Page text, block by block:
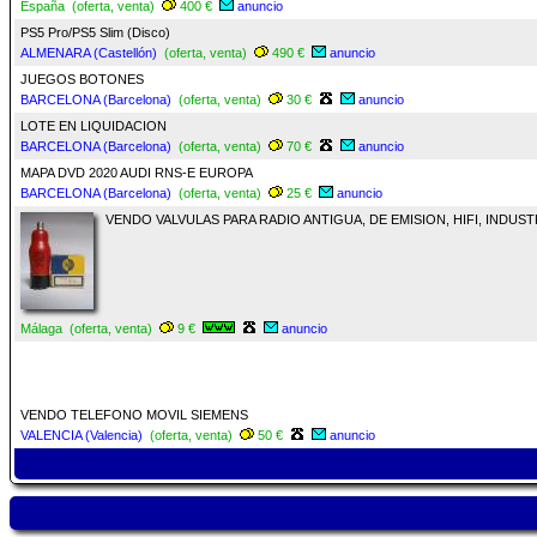
España (oferta, venta)
400 € anuncio
PS5 Pro/PS5 Slim (Disco)
ALMENARA (Castellón) (oferta, venta) 490 € anuncio
JUEGOS BOTONES
BARCELONA (Barcelona) (oferta, venta) 30 € anuncio
LOTE EN LIQUIDACION
BARCELONA (Barcelona) (oferta, venta) 70 € anuncio
MAPA DVD 2020 AUDI RNS-E EUROPA
BARCELONA (Barcelona) (oferta, venta) 25 € anuncio
VENDO VALVULAS PARA RADIO ANTIGUA, DE EMISION, HIFI,
Málaga (oferta, venta) 9 € anuncio
VENDO TELEFONO MOVIL SIEMENS
VALENCIA (Valencia) (oferta, venta) 50 € anuncio